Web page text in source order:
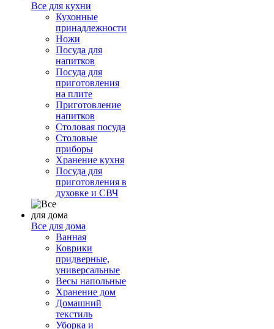
Все для кухни
Кухонные
принадлежности
Ножи
Посуда для
напитков
Посуда для
приготовления
на плите
Приготовление
напитков
Столовая посуда
Столовые
приборы
Хранение кухня
Посуда для
приготовления в
духовке и СВЧ
Все для дома
Ванная
Коврики
придверные,
универсальные
Весы напольные
Хранение дом
Домашний
текстиль
Уборка и